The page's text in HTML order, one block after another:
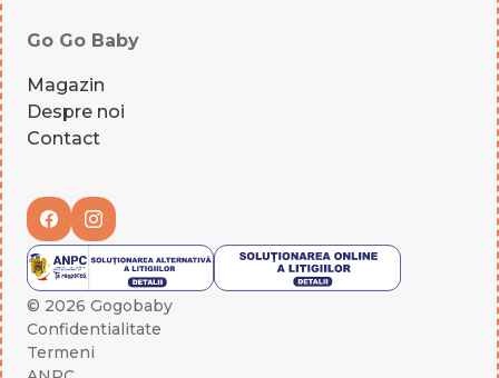
Go Go Baby
Magazin
Despre noi
Contact
© 2026 Gogobaby
Confidentialitate
Termeni